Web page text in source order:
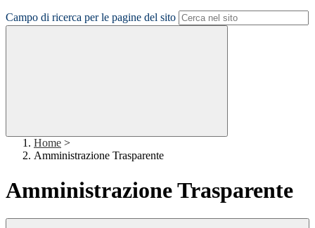
Campo di ricerca per le pagine del sito
Home >
Amministrazione Trasparente
Amministrazione Trasparente